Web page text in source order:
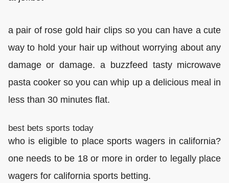
a pair of rose gold hair clips so you can have a cute
way to hold your hair up without worrying about any
damage or damage. a buzzfeed tasty microwave
pasta cooker so you can whip up a delicious meal in
less than 30 minutes flat.
best bets sports today
who is eligible to place sports wagers in california?
one needs to be 18 or more in order to legally place
wagers for california sports betting.